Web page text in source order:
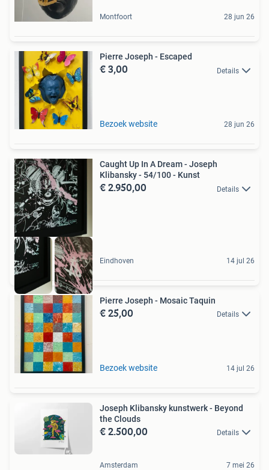
Montfoort 28 jun 26
Pierre Joseph - Escaped
€ 3,00 Details
Bezoek website 28 jun 26
Caught Up In A Dream - Joseph
Klibansky - 54/100 - Kunst
€ 2.950,00 Details
Eindhoven 14 jul 26
Pierre Joseph - Mosaic Taquin
€ 25,00 Details
Bezoek website 14 jul 26
Joseph Klibansky kunstwerk - Beyond
the Clouds
€ 2.500,00 Details
Amsterdam 7 mei 26